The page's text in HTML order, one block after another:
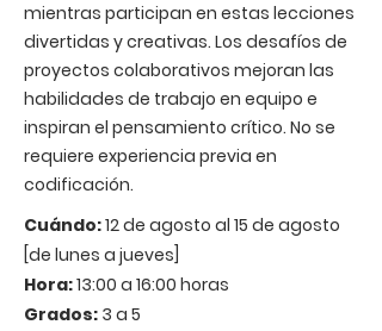
mientras participan en estas lecciones
divertidas y creativas. Los desafíos de
proyectos colaborativos mejoran las
habilidades de trabajo en equipo e
inspiran el pensamiento crítico. No se
requiere experiencia previa en
codificación.
Cuándo:12 de agosto al 15 de agosto
[de lunes a jueves]
Hora:13:00 a 16:00 horas
Grados: 3 a 5